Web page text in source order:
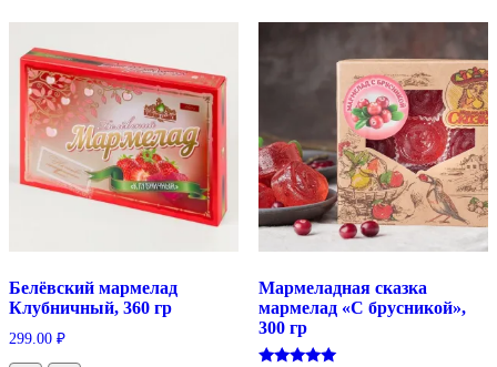
Белёвский мармелад
Клубничный, 360 гр
299.00 ₽
Мармеладная сказка
мармелад «С брусникой»,
300 гр